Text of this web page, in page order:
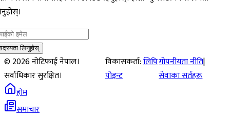
लिनुहोस्
©2026नोटिफाई नेपाल।
सर्वाधिकार सुरक्षित।
विकासकर्ता:लिपि
पोइन्ट
गोपनीयता नीति|
सेवाका सर्तहरू
होम
समाचार